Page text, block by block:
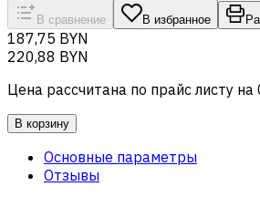
В сравнение В избранное
187,75 BYN
220,88 BYN
Цена рассчитана по прайс листу на
В корзину
Основные параметры
Отзывы